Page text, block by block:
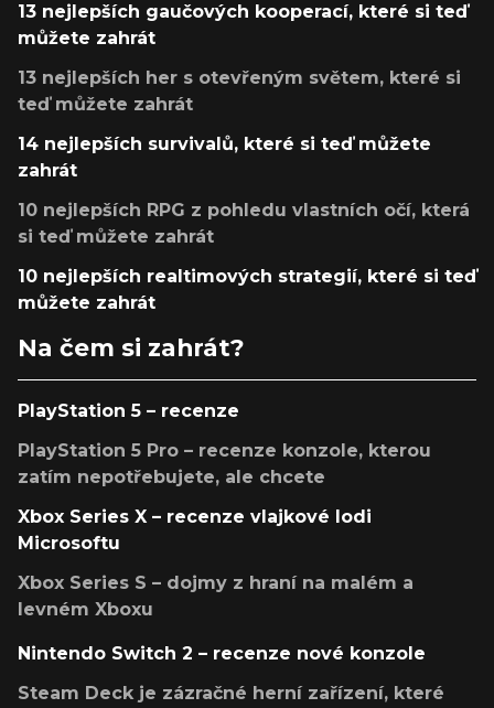
13 nejlepších gaučových kooperací, které si teď
můžete zahrát
13 nejlepších her s otevřeným světem, které si
teď můžete zahrát
14 nejlepších survivalů, které si teď můžete
zahrát
10 nejlepších RPG z pohledu vlastních očí, která
si teď můžete zahrát
10 nejlepších realtimových strategií, které si teď
můžete zahrát
Na čem si zahrát?
PlayStation 5 – recenze
PlayStation 5 Pro – recenze konzole, kterou
zatím nepotřebujete, ale chcete
Xbox Series X – recenze vlajkové lodi
Microsoftu
Xbox Series S – dojmy z hraní na malém a
levném Xboxu
Nintendo Switch 2 – recenze nové konzole
Steam Deck je zázračné herní zařízení, které